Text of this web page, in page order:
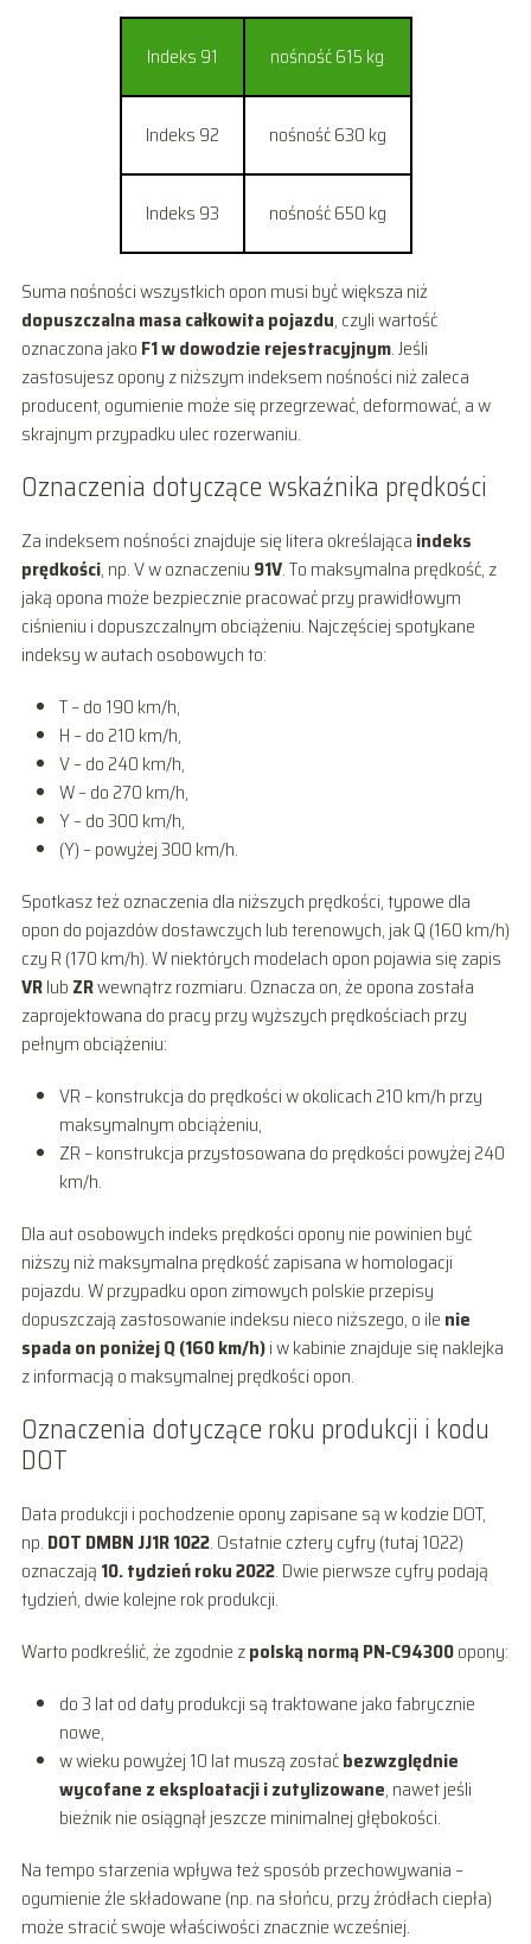
Indeks 91 nośność 615 kg
Indeks 92 nośność 630 kg
Indeks 93 nośność 650 kg
Suma nośności wszystkich opon musi być większa niż
dopuszczalna masa całkowita pojazdu, czyli wartość
oznaczona jako F1 w dowodzie rejestracyjnym. Jeśli
zastosujesz opony z niższym indeksem nośności niż zaleca
producent, ogumienie może się przegrzewać, deformować, a w
skrajnym przypadku ulec rozerwaniu.
Oznaczenia dotyczące wskaźnika prędkości
Za indeksem nośności znajduje się litera określająca indeks
prędkości, np. V w oznaczeniu 91V. To maksymalna prędkość, z
jaką opona może bezpiecznie pracować przy prawidłowym
ciśnieniu i dopuszczalnym obciążeniu. Najczęściej spotykane
indeksy w autach osobowych to:
T – do 190 km/h,
H – do 210 km/h,
V – do 240 km/h,
W – do 270 km/h,
Y – do 300 km/h,
(Y) – powyżej 300 km/h.
Spotkasz też oznaczenia dla niższych prędkości, typowe dla
opon do pojazdów dostawczych lub terenowych, jak Q (160 km/h)
czy R (170 km/h). W niektórych modelach opon pojawia się zapis
VRlub ZRwewnątrz rozmiaru. Oznacza on, że opona została
zaprojektowana do pracy przy wyższych prędkościach przy
pełnym obciążeniu:
VR – konstrukcja do prędkości w okolicach 210 km/h przy
maksymalnym obciążeniu,
ZR – konstrukcja przystosowana do prędkości powyżej 240
km/h.
Dla aut osobowych indeks prędkości opony nie powinien być
niższy niż maksymalna prędkość zapisana w homologacji
pojazdu. W przypadku opon zimowych polskie przepisy
dopuszczają zastosowanie indeksu nieco niższego, o ile nie
spada on poniżej Q (160 km/h)i w kabinie znajduje się naklejka
z informacją o maksymalnej prędkości opon.
Oznaczenia dotyczące roku produkcji i kodu
DOT
Data produkcji i pochodzenie opony zapisane są w kodzie DOT,
np. DOT DMBN JJ1R 1022. Ostatnie cztery cyfry (tutaj 1022)
oznaczają 10. tydzień roku 2022. Dwie pierwsze cyfry podają
tydzień, dwie kolejne rok produkcji.
Warto podkreślić, że zgodnie zpolską normą PN‑C94300opony:
do 3 lat od daty produkcji są traktowane jako fabrycznie
nowe,
w wieku powyżej 10 lat muszą zostaćbezwzględnie
wycofane z eksploatacji i zutylizowane, nawet jeśli
bieżnik nie osiągnął jeszcze minimalnej głębokości.
Na tempo starzenia wpływa też sposób przechowywania –
ogumienie źle składowane (np. na słońcu, przy źródłach ciepła)
może stracić swoje właściwości znacznie wcześniej.